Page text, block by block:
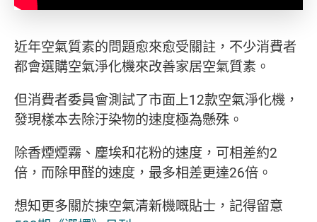
近年空氣質素的問題愈來愈受關註，不少消費者
都會選購空氣淨化機來改善家居空氣質素。
但消費者委員會測試了市面上12款空氣淨化機，
發現樣本去除汙染物的速度極為懸殊。
除香煙煙霧、麈埃和花粉的速度，可相差約2
倍，而除甲醛的速度，最多相差更達26倍。
想知更多關於揀空氣清新機嘅貼士，記得留意